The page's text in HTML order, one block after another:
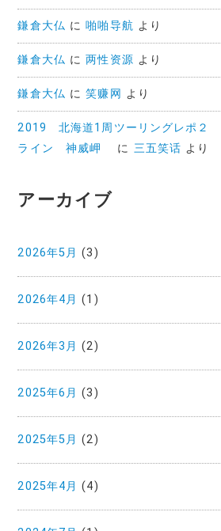
鎌倉大仏 に啪啪导航 より
鎌倉大仏 に两性资源 より
鎌倉大仏 に笑赚网 より
2019 北海道1周ツーリングレポ２
ライン 神威岬
に 三五笑话 より
アーカイブ
2026年5月 (3)
2026年4月 (1)
2026年3月 (2)
2025年6月 (3)
2025年5月 (2)
2025年4月 (4)